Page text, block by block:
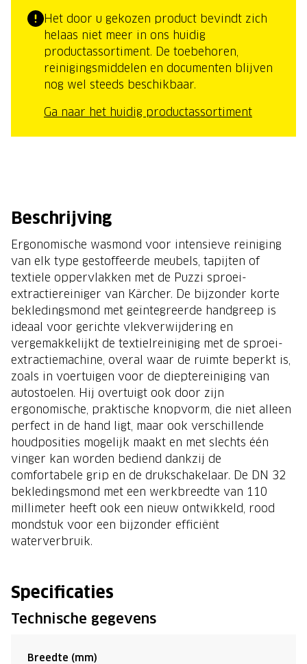
Het door u gekozen product bevindt zich
helaas niet meer in ons huidig
productassortiment. De toebehoren,
reinigingsmiddelen en documenten blijven
nog wel steeds beschikbaar.
Ga naar het huidig productassortiment
Beschrijving
Ergonomische wasmond voor intensieve reiniging
van elk type gestoffeerde meubels, tapijten of
textiele oppervlakken met de Puzzi sproei-
extractiereiniger van Kärcher. De bijzonder korte
bekledingsmond met geïntegreerde handgreep is
ideaal voor gerichte vlekverwijdering en
vergemakkelijkt de textielreiniging met de sproei-
extractiemachine, overal waar de ruimte beperkt is,
zoals in voertuigen voor de dieptereiniging van
autostoelen. Hij overtuigt ook door zijn
ergonomische, praktische knopvorm, die niet alleen
perfect in de hand ligt, maar ook verschillende
houdposities mogelijk maakt en met slechts één
vinger kan worden bediend dankzij de
comfortabele grip en de drukschakelaar. De DN 32
bekledingsmond met een werkbreedte van 110
millimeter heeft ook een nieuw ontwikkeld, rood
mondstuk voor een bijzonder efficiënt
waterverbruik.
Specificaties
Technische gegevens
Breedte (mm)